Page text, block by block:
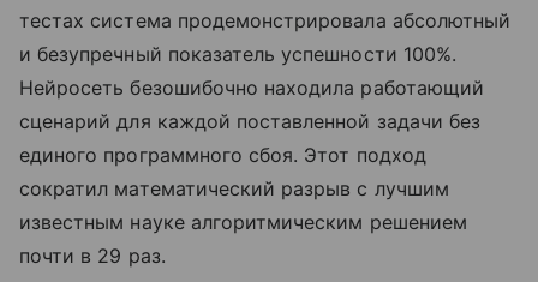
тестах система продемонстрировала абсолютный
и безупречный показатель успешности 100%.
Нейросеть безошибочно находила работающий
сценарий для каждой поставленной задачи без
единого программного сбоя. Этот подход
сократил математический разрыв с лучшим
известным науке алгоритмическим решением
почти в 29 раз.